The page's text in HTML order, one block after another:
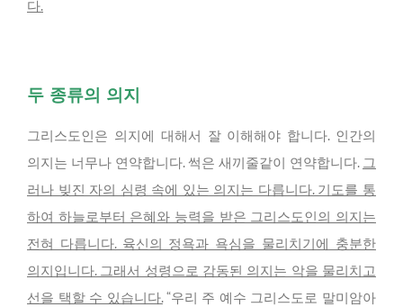
다.
두 종류의 의지
그리스도인은 의지에 대해서 잘 이해해야 합니다. 인간의
의지는 너무나 연약합니다. 썩은 새끼줄같이 연약합니다. 그
러나 빚진 자의 심령 속에 있는 의지는 다릅니다. 기도를 통
하여 하늘로부터 은혜와 능력을 받은 그리스도인의 의지는
전혀 다릅니다. 육신의 정욕과 욕심을 물리치기에 충분한
의지입니다. 그래서 성령으로 감동된 의지는 악을 물리치고
선을 택할 수 있습니다.“우리 주 예수 그리스도로 말미암아